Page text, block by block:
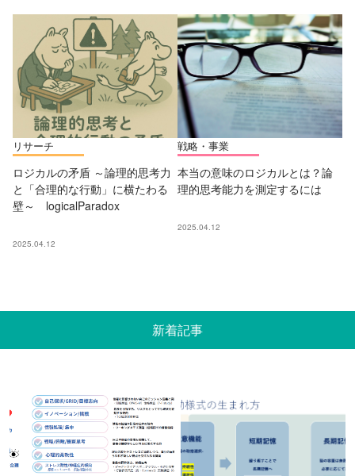
リサーチ
ロジカルの矛盾 ～論理的思考力
と「合理的な行動」に横たわる
壁～ logicalParadox
2025.04.12
戦略・事業
本当の意味のロジカルとは？論
理的思考能力を測定するには
2025.04.12
新着記事